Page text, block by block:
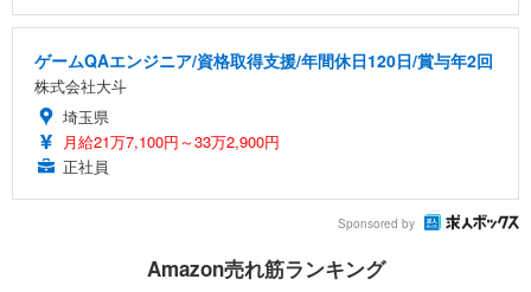
ゲームQAエンジニア/資格取得支援/年間休日120日/賞与年2回
株式会社大斗
埼玉県
月給21万7,100円～33万2,900円
正社員
Sponsored by
Amazon売れ筋ランキング